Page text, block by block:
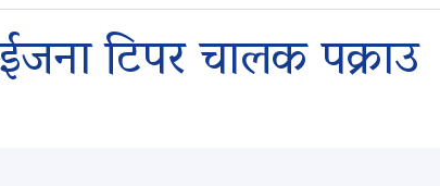
टिपर चालक पक्राउ